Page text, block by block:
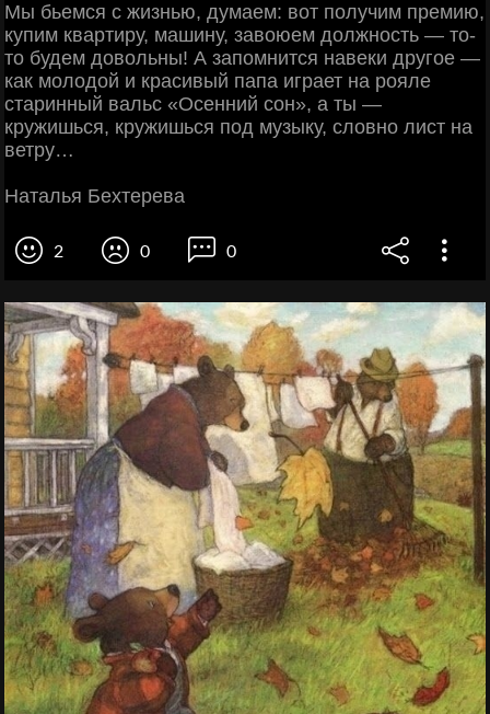
Мы бьемся с жизнью, думаем: вот получим премию,
купим квартиру, машину, завоюем должность — то-
то будем довольны! А запомнится навеки другое —
как молодой и красивый папа играет на рояле
старинный вальс «Осенний сон», а ты —
кружишься, кружишься под музыку, словно лист на
ветру…
Наталья Бехтерева
2 0 0